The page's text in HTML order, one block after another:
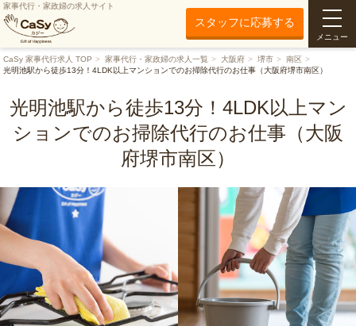
家事代行・家政婦の求人サイト
スタッフに応募する
メニュー
CaSy 家事代行求人 TOP 家事代行・家政婦の求人一覧 大阪府 堺市
南区
光明池駅から徒歩13分！4LDK以上マンションでのお掃除代行のお仕事（大阪府堺市南区）
光明池駅から徒歩13分！4LDK以上マン
ションでのお掃除代行のお仕事（大阪
府堺市南区）